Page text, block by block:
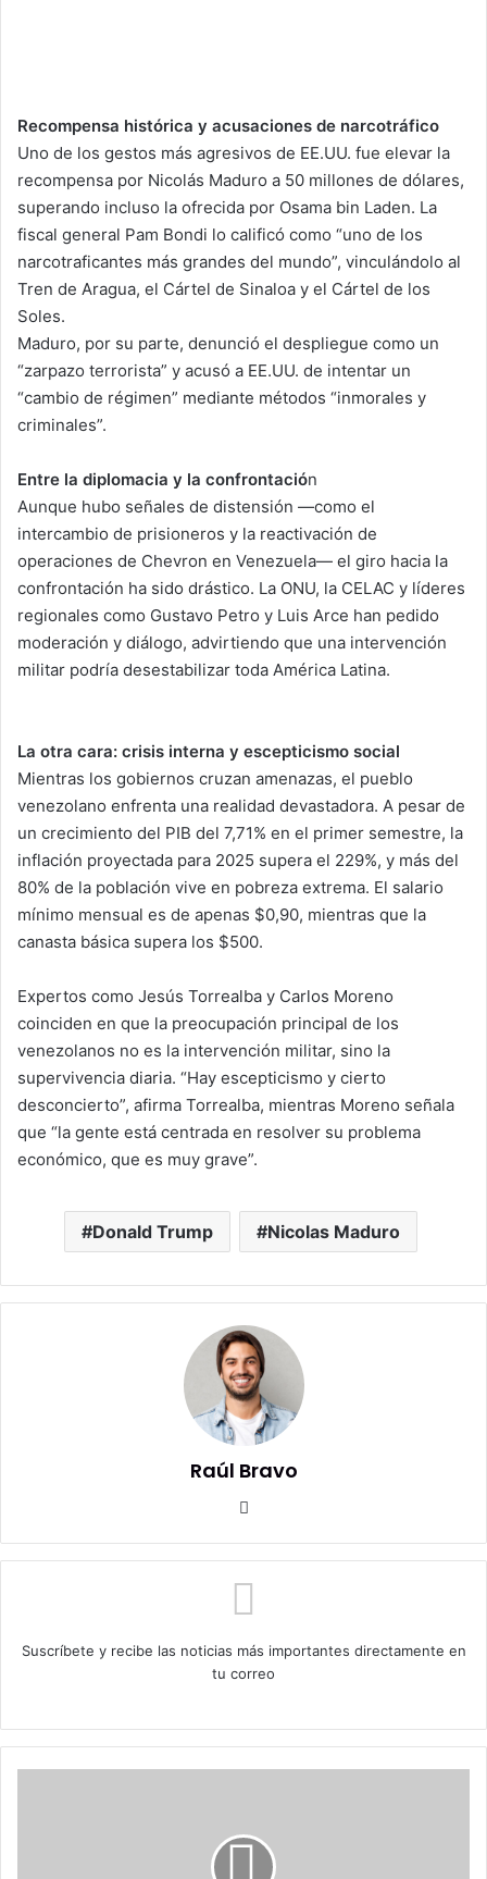
Recompensa histórica y acusaciones de narcotráfico
Uno de los gestos más agresivos de EE.UU. fue elevar la
recompensa por Nicolás Maduro a 50 millones de dólares,
superando incluso la ofrecida por Osama bin Laden. La
fiscal general Pam Bondi lo calificó como “uno de los
narcotraficantes más grandes del mundo”, vinculándolo al
Tren de Aragua, el Cártel de Sinaloa y el Cártel de los
Soles.
Maduro, por su parte, denunció el despliegue como un
“zarpazo terrorista” y acusó a EE.UU. de intentar un
“cambio de régimen” mediante métodos “inmorales y
criminales”.
Entre la diplomacia y la confrontación
Aunque hubo señales de distensión —como el
intercambio de prisioneros y la reactivación de
operaciones de Chevron en Venezuela— el giro hacia la
confrontación ha sido drástico. La ONU, la CELAC y líderes
regionales como Gustavo Petro y Luis Arce han pedido
moderación y diálogo, advirtiendo que una intervención
militar podría desestabilizar toda América Latina.
La otra cara: crisis interna y escepticismo social
Mientras los gobiernos cruzan amenazas, el pueblo
venezolano enfrenta una realidad devastadora. A pesar de
un crecimiento del PIB del 7,71% en el primer semestre, la
inflación proyectada para 2025 supera el 229%, y más del
80% de la población vive en pobreza extrema. El salario
mínimo mensual es de apenas $0,90, mientras que la
canasta básica supera los $500.
Expertos como Jesús Torrealba y Carlos Moreno
coinciden en que la preocupación principal de los
venezolanos no es la intervención militar, sino la
supervivencia diaria. “Hay escepticismo y cierto
desconcierto”, afirma Torrealba, mientras Moreno señala
que “la gente está centrada en resolver su problema
económico, que es muy grave”.
Donald Trump Nicolas Maduro
Raúl Bravo
Suscríbete y recibe las noticias más importantes directamente en
tu correo